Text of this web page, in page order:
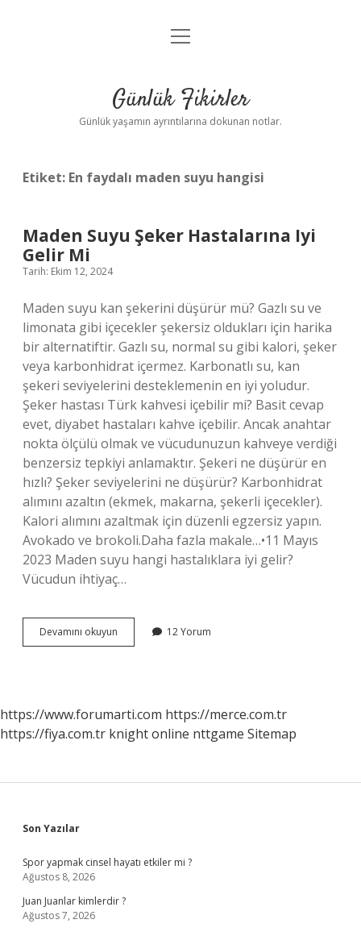
Anasayfa
Yasal Uyarı
menüyü
Günlük Fikirler
Günlük yaşamın ayrıntılarına dokunan notlar.
Etiket: En faydalı maden suyu hangisi
Maden Suyu Şeker Hastalarına Iyi
Gelir Mi
Tarih: Ekim 12, 2024
Maden suyu kan şekerini düşürür mü? Gazlı su ve
limonata gibi içecekler şekersiz oldukları için harika
bir alternatiftir. Gazlı su, normal su gibi kalori, şeker
veya karbonhidrat içermez. Karbonatlı su, kan
şekeri seviyelerini desteklemenin en iyi yoludur.
Şeker hastası Türk kahvesi içebilir mi? Basit cevap
evet, diyabet hastaları kahve içebilir. Ancak anahtar
nokta ölçülü olmak ve vücudunuzun kahveye verdiği
benzersiz tepkiyi anlamaktır. Şekeri ne düşürür en
hızlı? Şeker seviyelerini ne düşürür? Karbonhidrat
alımını azaltın (ekmek, makarna, şekerli içecekler).
Kalori alımını azaltmak için düzenli egzersiz yapın.
Avokado ve brokoli.Daha fazla makale…•11 Mayıs
2023 Maden suyu hangi hastalıklara iyi gelir?
Vücudun ihtiyaç…
Devamını okuyun
Suyu
Mi
12 Yorum
https://www.forumarti.com https://merce.com.tr
https://fiya.com.tr knight online nttgame Sitemap
Sidebar
Son Yazılar
Spor yapmak cinsel hayatı etkiler mi ?
Ağustos 8, 2026
Juan Juanlar kimlerdir ?
Ağustos 7, 2026